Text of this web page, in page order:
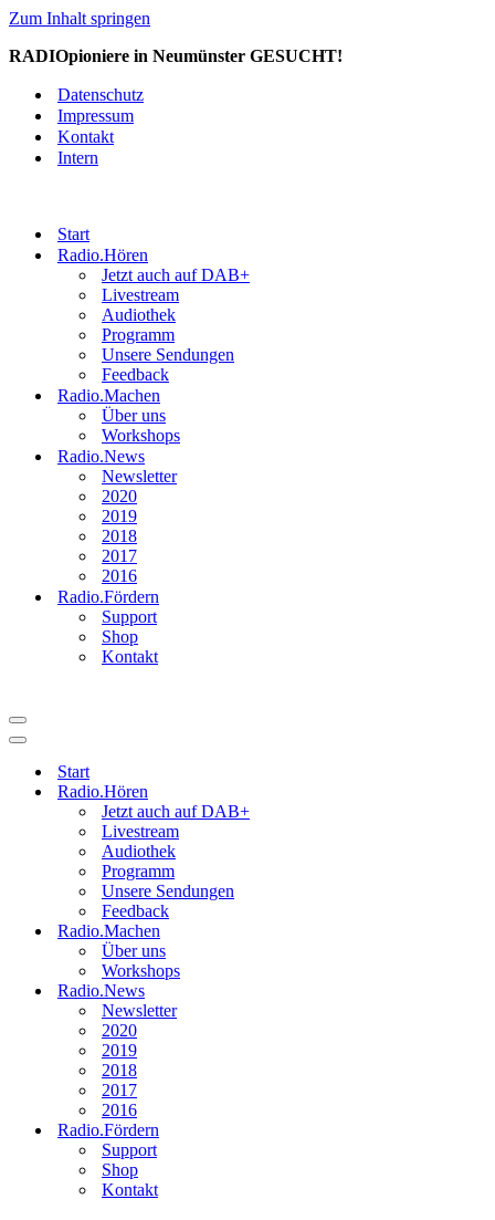
Zum Inhalt springen
RADIOpioniere in Neumünster GESUCHT!
Datenschutz
Impressum
Kontakt
Intern
Start
Radio.Hören
Jetzt auch auf DAB+
Livestream
Audiothek
Programm
Unsere Sendungen
Feedback
Radio.Machen
Über uns
Workshops
Radio.News
Newsletter
2020
2019
2018
2017
2016
Radio.Fördern
Support
Shop
Kontakt
Navigationsmenü
Navigationsmenü
Start
Radio.Hören
Jetzt auch auf DAB+
Livestream
Audiothek
Programm
Unsere Sendungen
Feedback
Radio.Machen
Über uns
Workshops
Radio.News
Newsletter
2020
2019
2018
2017
2016
Radio.Fördern
Support
Shop
Kontakt